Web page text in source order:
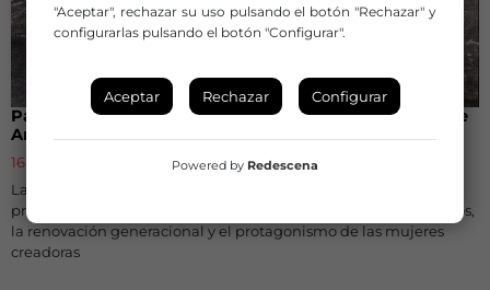
Palma del Río reunirá 31 espectáculos en la 43ª Feria de
Artes Escénicas de Andalucía
16 de junio de 2026
La cita se celebrará del 29 de junio al 3 de julio con una
programación marcada por la diversidad de lenguajes escénicos,
la renovación generacional y el protagonismo de las mujeres
creadoras
"Aceptar", rechazar su uso pulsando el botón "Rechazar" y
configurarlas pulsando el botón "Configurar".
Aceptar Rechazar Configurar
Powered by Redescena